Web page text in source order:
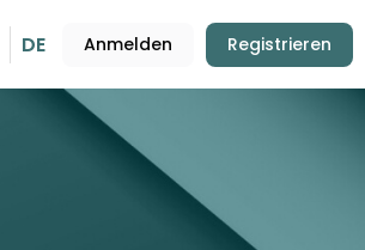
DE Anmelden Registrieren